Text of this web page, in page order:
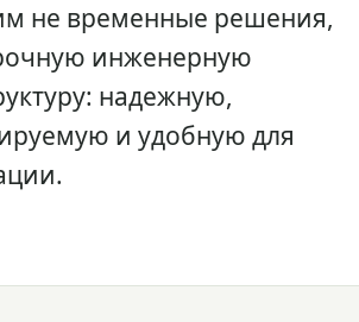
не временные решения,
инженерную
надежную,
и удобную для